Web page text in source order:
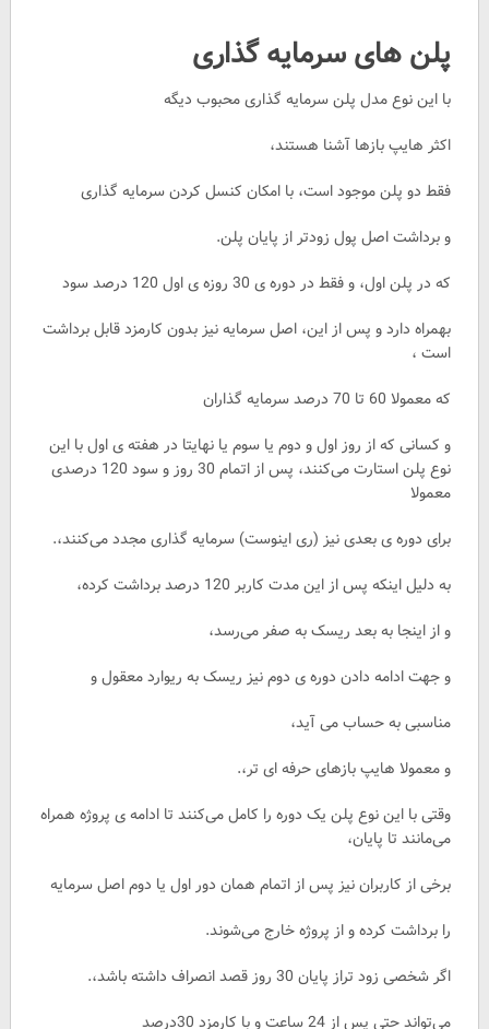
پلن های سرمایه گذاری
با این نوع مدل پلن سرمایه گذاری محبوب دیگه
اکثر هایپ بازها آشنا هستند،
فقط دو پلن موجود است، با امکان کنسل کردن سرمایه گذاری
و برداشت اصل پول زودتر از پایان پلن.
که در پلن اول، و فقط در دوره ی 30 روزه ی اول 120 درصد سود
بهمراه دارد و پس از این، اصل سرمایه نیز بدون کارمزد قابل برداشت
است ،
که معمولا 60 تا 70 درصد سرمایه گذاران
و کسانی که از روز اول و دوم یا سوم یا نهایتا در هفته ی اول با این
نوع پلن استارت می‌کنند، پس از اتمام 30 روز و سود 120 درصدی
معمولا
برای دوره ی بعدی نیز (ری اینوست) سرمایه گذاری مجدد می‌کنند،.
به دلیل اینکه پس از این مدت کاربر 120 درصد برداشت کرده،
و از اینجا به بعد ریسک به صفر می‌رسد،
و جهت ادامه دادن دوره ی دوم نیز ریسک به ریوارد معقول و
مناسبی به حساب می آید،
و معمولا هایپ بازهای حرفه ای تر،.
وقتی با این نوع پلن یک دوره را کامل می‌کنند تا ادامه ی پروژه همراه
می‌مانند تا پایان،
برخی از کاربران نیز پس از اتمام همان دور اول یا دوم اصل سرمایه
را برداشت کرده و از پروژه خارج می‌شوند.
اگر شخصی زود تراز پایان 30 روز قصد انصراف داشته باشد،.
می‌تواند حتی پس از 24 ساعت و با کارمزد 30درصد